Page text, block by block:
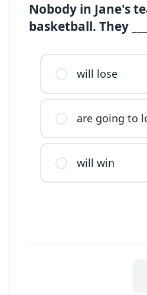
Nobody in Jane's
basketball. They
will lose
are going to
will win